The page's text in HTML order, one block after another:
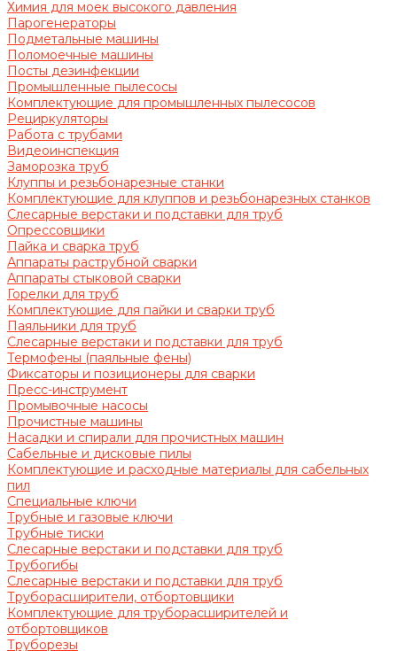
Химия для моек высокого давления
Парогенераторы
Подметальные машины
Поломоечные машины
Посты дезинфекции
Промышленные пылесосы
Комплектующие для промышленных пылесосов
Рециркуляторы
Работа с трубами
Видеоинспекция
Заморозка труб
Клуппы и резьбонарезные станки
Комплектующие для клуппов и резьбонарезных станков
Слесарные верстаки и подставки для труб
Опрессовщики
Пайка и сварка труб
Аппараты раструбной сварки
Аппараты стыковой сварки
Горелки для труб
Комплектующие для пайки и сварки труб
Паяльники для труб
Слесарные верстаки и подставки для труб
Термофены (паяльные фены)
Фиксаторы и позиционеры для сварки
Пресс-инструмент
Промывочные насосы
Прочистные машины
Насадки и спирали для прочистных машин
Сабельные и дисковые пилы
Комплектующие и расходные материалы для сабельных
пил
Специальные ключи
Трубные и газовые ключи
Трубные тиски
Слесарные верстаки и подставки для труб
Трубогибы
Слесарные верстаки и подставки для труб
Труборасширители, отбортовщики
Комплектующие для труборасширителей и
отбортовщиков
Труборезы